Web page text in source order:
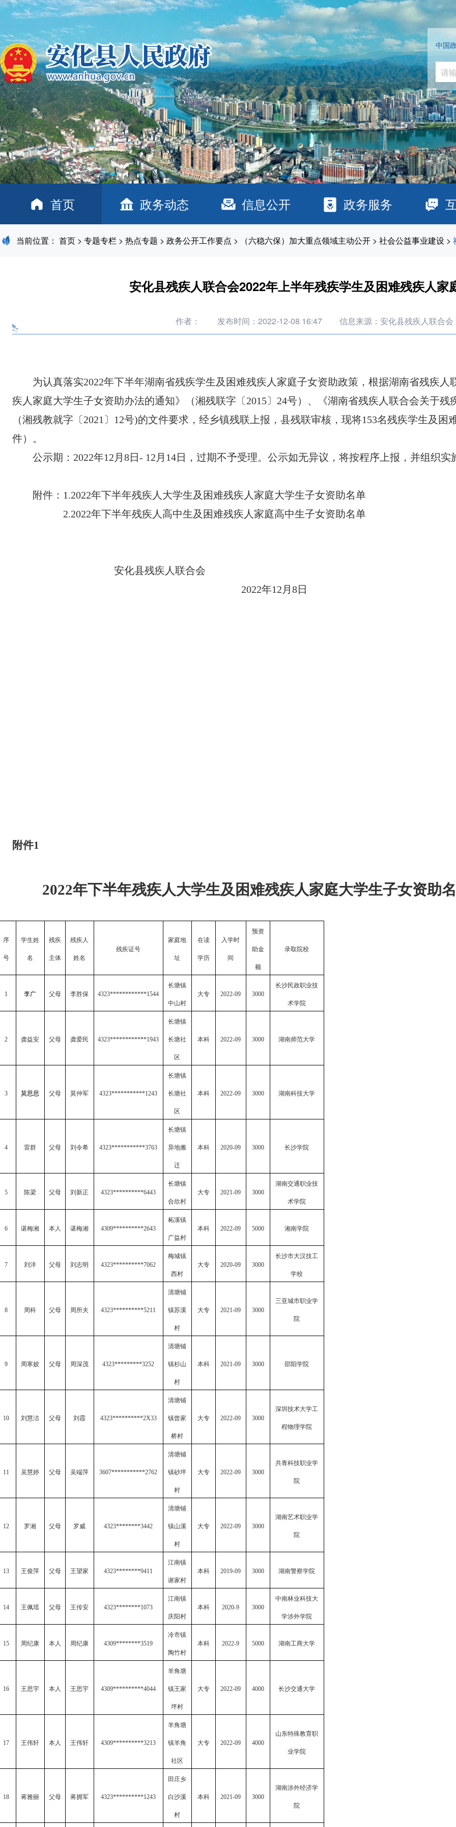
中国
首页 政务动态 信息公开 政务服务
当前位置： 首页 > 专题专栏 > 热点专题 > 政务公开工作要点 > （六稳六保）加大重点领域主动公开 > 社会公益事业建设 >
安化县残疾人联合会2022年上半年残疾学生及困难残疾人家
作者： 发布时间：2022-12-08 16:47 信息来源：安化县残疾人联合会
为认真落实2022年下半年湖南省残疾学生及困难残疾人家庭子女资助政策，根据湖南省残疾
疾人家庭大学生子女资助办法的通知》（湘残联字〔2015〕24号）、《湖南省残疾人联合会关于
（湘残教就字〔2021〕12号)的文件要求，经乡镇残联上报，县残联审核，现将153名残疾学生及
件）。
公示期： 2022年12 月 8日 - 12 月 14日，过期不予受理。公示如无异议，将按程序上报，并组织实
附件： 1.2022年下半年残疾人大学生及困难残疾人家庭大学生子女资助名单
2.2022年下半年残疾人高中生及困难残疾人家庭高中生子女资助名单
安化县残疾人联合会
2022年12 月 8日
附件1
2022年下半年残疾人大学生及困难残疾人家庭大学生子女资助
序
号
学生姓
名
残疾
主体
残疾人
姓名
残疾证号
家庭地
址
在读
学历
入学时
间
预资
助金
额
录取院校
1 李广 父母 李胜保 4323************1544
长塘镇
中山村
大专 2022-09 3000
长沙民政职业技
术学院
2 龚益安 父母 龚爱民 4323************1943
长塘镇
长塘社
区
本科 2022-09 3000 湖南师范大学
3 莫思思 父母 莫仲军 4323***********1243
长塘镇
长塘社
区
本科 2022-09 3000 湖南科技大学
4 雷群 父母 刘令希 4323***********3763
长塘镇
异地搬
迁
本科 2020-09 3000 长沙学院
5 陈梁 父母 刘新正 4323**********6443
长塘镇
合欣村
大专 2021-09 3000
湖南交通职业技
术学院
6 谌梅湘 本人 谌梅湘 4309**********2643
柘溪镇
广益村
本科 2022-09 5000 湘南学院
7 刘洋 父母 刘志明 4323**********7062
梅城镇
西村
大专 2020-09 3000
长沙市大汉技工
学校
8 周科 父母 周所夫 4323**********5211
清塘铺
镇苏溪
村
大专 2021-09 3000
三亚城市职业学
院
9 周寒姣 父母 周深茂 4323*********3252
清塘铺
镇杉山
村
本科 2021-09 3000 邵阳学院
10 刘慧洁 父母 刘霞 4323**********2X33
清塘铺
镇曾家
桥村
大专 2022-09 3000
深圳技术大学工
程物理学院
11 吴慧婷 父母 吴端萍 3607***********2762
清塘铺
镇砂坪
村
大专 2022-09 3000
共青科技职业学
院
12 罗湘 父母 罗威 4323********3442
清塘铺
镇山溪
村
大专 2022-09 3000
湖南艺术职业学
院
13 王俊萍 父母 王望家 4323********9411
江南镇
谢家村
本科 2019-09 3000 湖南警察学院
14 王佩瑶 父母 王传安 4323********1073
江南镇
庆阳村
本科 2020-9 3000
中南林业科技大
学涉外学院
15 周纪康 本人 周纪康 4309********3519
冷市镇
陶竹村
本科 2022-9 5000 湖南工商大学
16 王思宇 本人 王思宇 4309**********4044
羊角塘
镇王家
坪村
大专 2022-09 4000 长沙交通大学
17 王伟轩 本人 王伟轩 4309**********3213
羊角塘
镇羊角
社区
大专 2022-09 4000
山东特殊教育职
业学院
18 蒋雅丽 父母 蒋拥军 4323**********1243
田庄乡
白沙溪
村
本科 2021-09 3000
湖南涉外经济学
院